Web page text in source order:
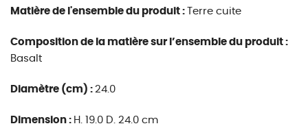
Matière de l'ensemble du produit : Terre cuite
Composition de la matière sur l’ensemble du produit :
Basalt
Diamètre (cm) : 24.0
Dimension : H. 19.0 D. 24.0 cm